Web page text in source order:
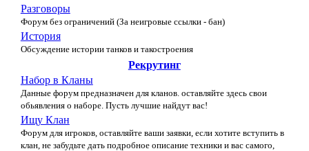
Разговоры
Форум без ограничений (За неигровые ссылки - бан)
История
Обсуждение истории танков и такостроения
Рекрутинг
Набор в Кланы
Данные форум предназначен для кланов. оставляйте здесь свои
обьявления о наборе. Пусть лучшие найдут вас!
Ищу Клан
Форум для игроков, оставляйте ваши заявки, если хотите вступить в
клан, не забудьте дать подробное описание техники и вас самого,